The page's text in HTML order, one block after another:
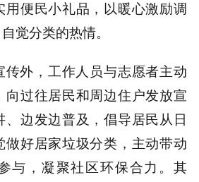
用便民小礼品，以暖心激励调
觉分类的热情。
传外，工作人员与志愿者主动
向过往居民和周边住户发放宣
、边发边普及，倡导居民从日
做好居家垃圾分类，主动带动
与，凝聚社区环保合力。其